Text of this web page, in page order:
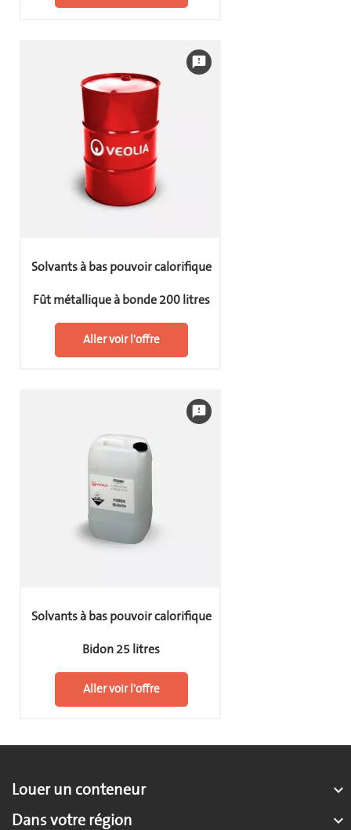
feedback
Solvants à bas pouvoir calorifique
Fût métallique à bonde 200 litres
Aller voir l'offre
feedback
Solvants à bas pouvoir calorifique
Bidon 25 litres
Aller voir l'offre
Louer un conteneur 
Dans votre région 